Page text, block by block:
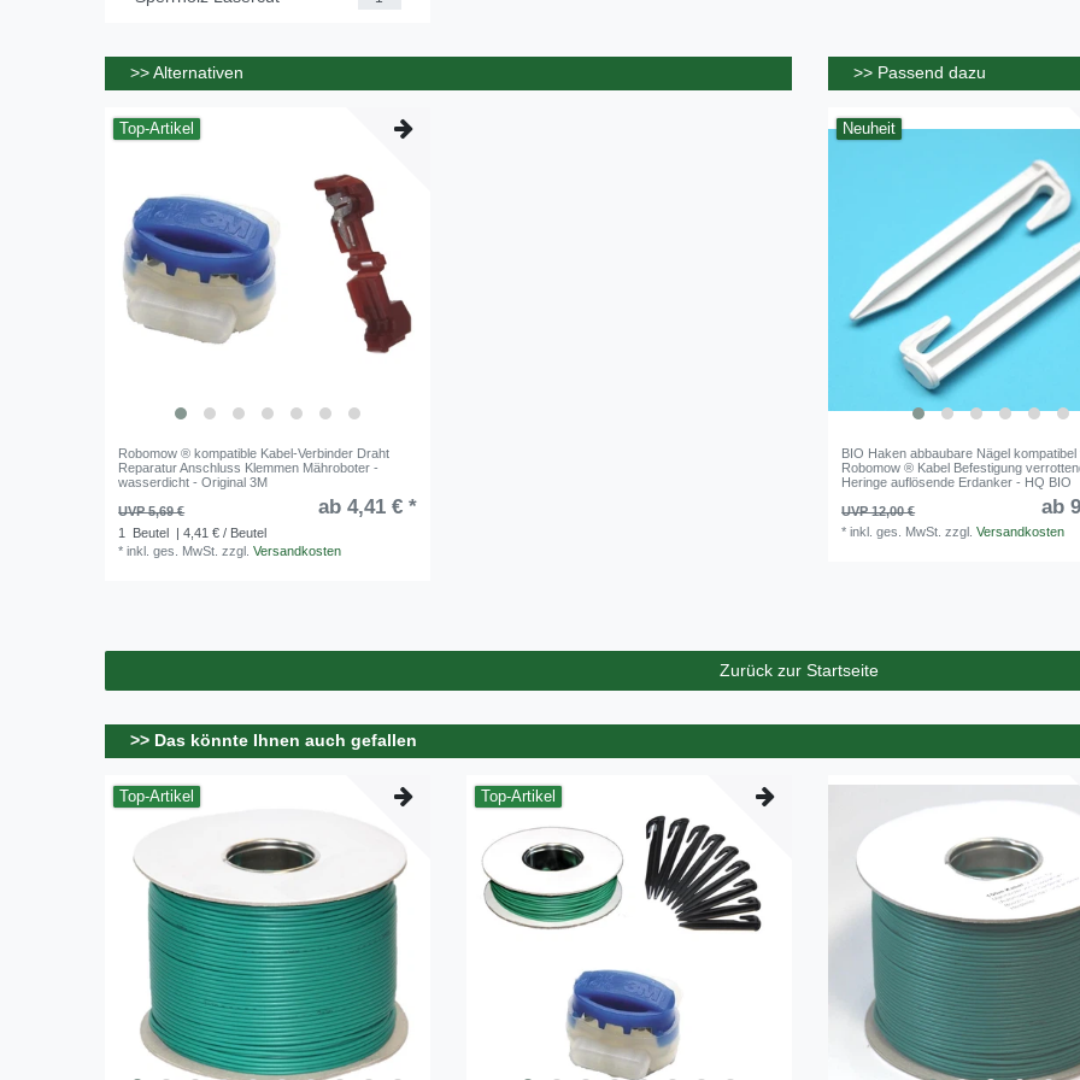
>> Alternativen
Top-Artikel
Robomow ® kompatible Kabel-Verbinder Draht
Reparatur Anschluss Klemmen Mähroboter -
wasserdicht - Original 3M
UVP 5,69 €
ab 4,41 € *
1 Beutel | 4,41 € / Beutel
*inkl. ges. MwSt. zzgl.Versandkosten
>> Passend dazu
Neuheit
BIO Haken abbaubare Nägel kompatibel
Robomow ® Kabel Befestigung
Heringe auflösende Erdanker - HQ BIO
UVP 12,00 €
ab
*inkl. ges. MwSt. zzgl.Versandkosten
Zurück zur Startseite
>> Das könnte Ihnen auch gefallen
Top-Artikel Top-Artikel